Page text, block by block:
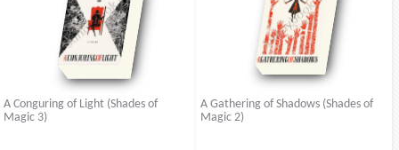
A Gathering of Shadows (Shades of
Magic 2)
A Conguring of Light (Shades of
Magic 3)